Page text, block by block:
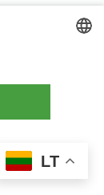
LT
RUSSIAN
LATVIAN
ESTONIAN